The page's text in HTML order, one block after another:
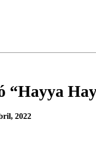
“Hayya
2022